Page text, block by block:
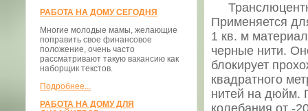
РАБОТА НА ДОМУ СЕГОДНЯ
Многие молодые мамы, желающие
поправить свое финансовое
положение, очень часто
рассматривают такую вакансию как
наборщик текстов.
Подробнее...
РАБОТА НА ДОМУ ДЛЯ
Применяется
1 кв. м
черные нити.
блокирует
квадратного
нитей на дюйм.